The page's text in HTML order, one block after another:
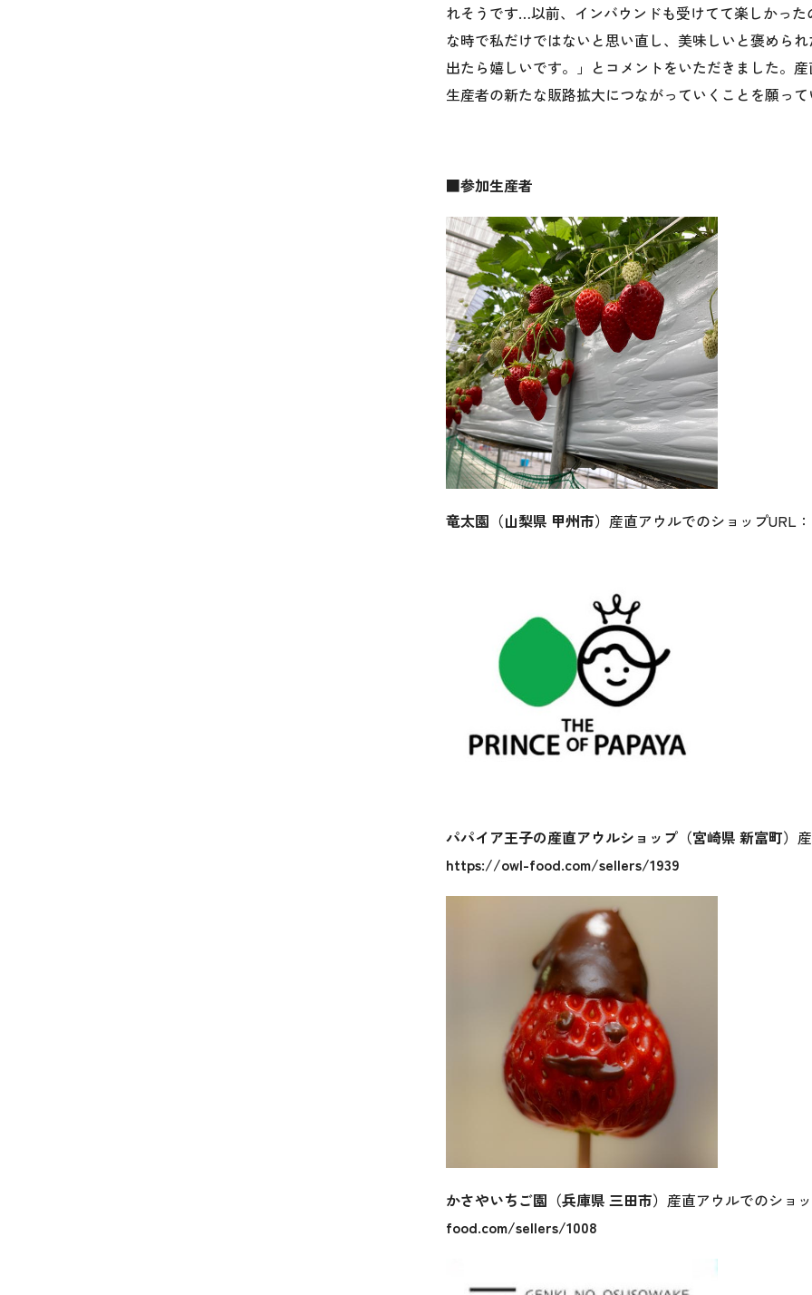
れそうです…以前、インバウンドも受けてて楽しかっ
な時で私だけではないと思い直し、美味しいと褒めら
出たら嬉しいです。」とコメントをいただきました。
生産者の新たな販路拡大につながっていくことを願っ
■参加生産者
竜太園（山梨県 甲州市） 産直アウルでのショップURL：
パパイア王子の産直アウルショップ（宮崎県 新富町）
https://owl-food.com/sellers/1939
かさやいちご園（兵庫県 三田市） 産直アウルでのショ
food.com/sellers/1008